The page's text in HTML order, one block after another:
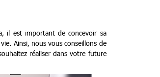
il est important de concevoir sa
Ainsi, nous vous conseillons de
réaliser dans votre future